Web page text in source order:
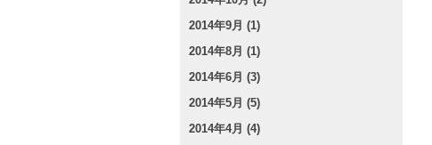
2014年9月 (1)
2014年8月 (1)
2014年6月 (3)
2014年5月 (5)
2014年4月 (4)